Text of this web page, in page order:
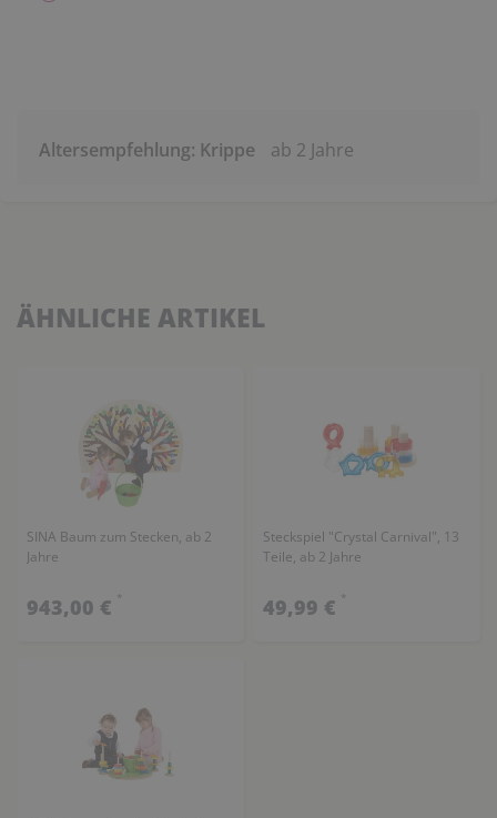
Altersempfehlung: Krippe ab 2 Jahre
ÄHNLICHE ARTIKEL
SINA Baum zum Stecken, ab 2
Jahre
943,00 € *
Steckspiel "Crystal Carnival", 13
Teile, ab 2 Jahre
49,99 € *